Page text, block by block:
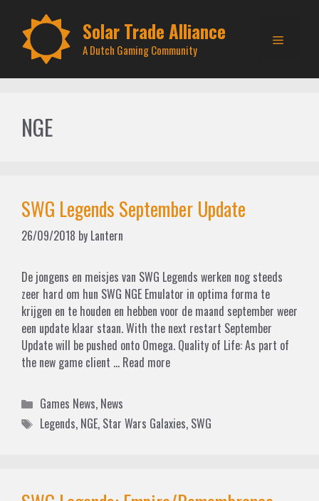
content
Solar Trade Alliance
A Dutch Gaming Community
Menu
NGE
SWG Legends September Update
26/09/2018 by Lantern
De jongens en meisjes van SWG Legends werken nog steeds
zeer hard om hun SWG NGE Emulator in optima forma te
krijgen en te houden en hebben voor de maand september weer
een update klaar staan. With the next restart September
Update will be pushed onto Omega. Quality of Life: As part of
the new game client … Read more
Categories
Games News, News
Tags
Legends, NGE, Star Wars Galaxies, SWG